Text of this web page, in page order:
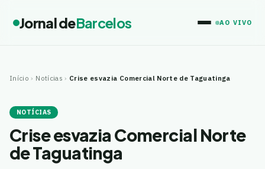
Jornal deBarcelos AO VIVO
Início › Notícias › Crise esvazia Comercial Norte de Taguatinga
NOTÍCIAS
Crise esvazia Comercial Norte
de Taguatinga